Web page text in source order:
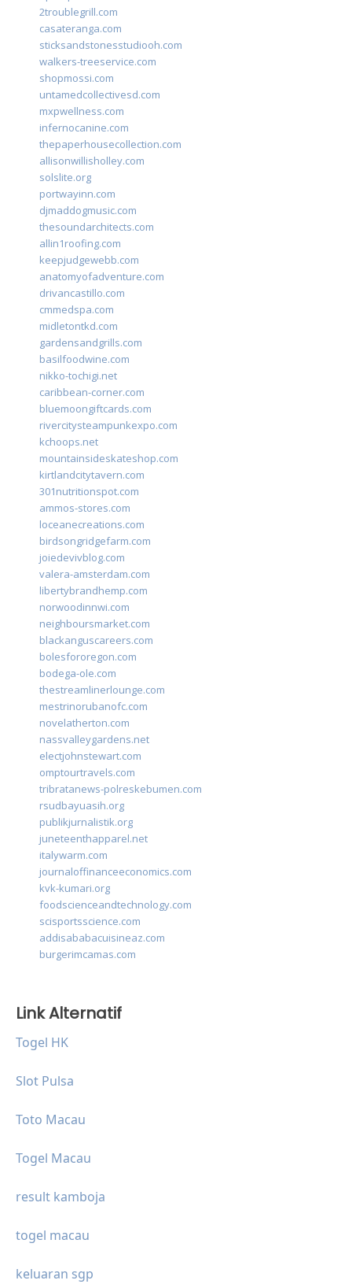
2troublegrill.com
casateranga.com
sticksandstonesstudiooh.com
walkers-treeservice.com
shopmossi.com
untamedcollectivesd.com
mxpwellness.com
infernocanine.com
thepaperhousecollection.com
allisonwillisholley.com
solslite.org
portwayinn.com
djmaddogmusic.com
thesoundarchitects.com
allin1roofing.com
keepjudgewebb.com
anatomyofadventure.com
drivancastillo.com
cmmedspa.com
midletontkd.com
gardensandgrills.com
basilfoodwine.com
nikko-tochigi.net
caribbean-corner.com
bluemoongiftcards.com
rivercitysteampunkexpo.com
kchoops.net
mountainsideskateshop.com
kirtlandcitytavern.com
301nutritionspot.com
ammos-stores.com
loceanecreations.com
birdsongridgefarm.com
joiedevivblog.com
valera-amsterdam.com
libertybrandhemp.com
norwoodinnwi.com
neighboursmarket.com
blackanguscareers.com
bolesfororegon.com
bodega-ole.com
thestreamlinerlounge.com
mestrinorubanofc.com
novelatherton.com
nassvalleygardens.net
electjohnstewart.com
omptourtravels.com
tribratanews-polreskebumen.com
rsudbayuasih.org
publikjurnalistik.org
juneteenthapparel.net
italywarm.com
journaloffinanceeconomics.com
kvk-kumari.org
foodscienceandtechnology.com
scisportsscience.com
addisababacuisineaz.com
burgerimcamas.com
Link Alternatif
Togel HK
Slot Pulsa
Toto Macau
Togel Macau
result kamboja
togel macau
keluaran sgp